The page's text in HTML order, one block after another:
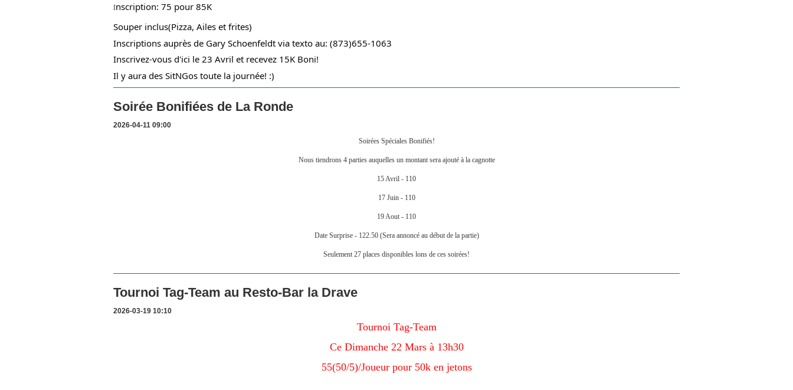
Inscription: 75 pour 85K
Souper inclus(Pizza, Ailes et frites)
Inscriptions auprès de Gary Schoenfeldt via texto au: (873)655-1063
Inscrivez-vous d'ici le 23 Avril et recevez 15K Boni!
Il y aura des SitNGos toute la journée! :)
Soirée Bonifiées de La Ronde
2026-04-11 09:00
Soirées Spéciales Bonifiés!
Nous tiendrons 4 parties auquelles un montant sera ajouté à la cagnotte
15 Avril - 110
17 Juin - 110
19 Aout - 110
Date Surprise - 122.50 (Sera annoncé au début de la partie)
Seulement 27 places disponibles lons de ces soirées!
Tournoi Tag-Team au Resto-Bar la Drave
2026-03-19 10:10
Tournoi Tag-Team
Ce Dimanche 22 Mars à 13h30
55(50/5)/Joueur pour 50k en jetons